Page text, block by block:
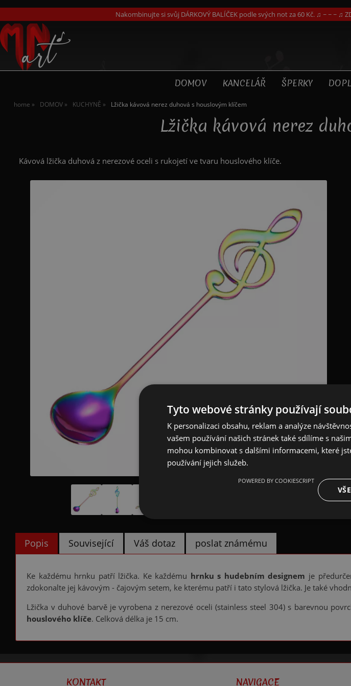
Nakombinujte si svůj DÁRKOVÝ BALÍČEK podle svých not za 60 Kč. ♫ ~ ~ ~ ♫
DOMOV KANCELÁŘ ŠPERKY
home DOMOV KUCHYNĚ Lžička kávová nerez duhová s houslovým klíčem
Lžička kávová nerez
Kávová lžička duhová z nerezové oceli s rukojetí ve tvaru houslového klíče.
Popis Související Váš dotaz poslat známému
Ke každému hrnku patří lžička. Ke každému hrnku s hudebním designem je
zdokonalte jej kávovým - čajovým setem, ke kterému patří i tato stylová lžička. Je také
Lžička v duhové barvě je vyrobena z nerezové oceli (stainless steel 304) s barevnou
houslového klíče. Celková délka je 15 cm.
KONTAKT NAVIGACE
Tyto webové stránky používají
K personalizaci obsahu, reklam a analýze
vašem používání našich stránek také sdílíme s
mohou kombinovat s dalšími informacemi, které
používání jejich služeb.
POWERED BY COOKIESCRIPT